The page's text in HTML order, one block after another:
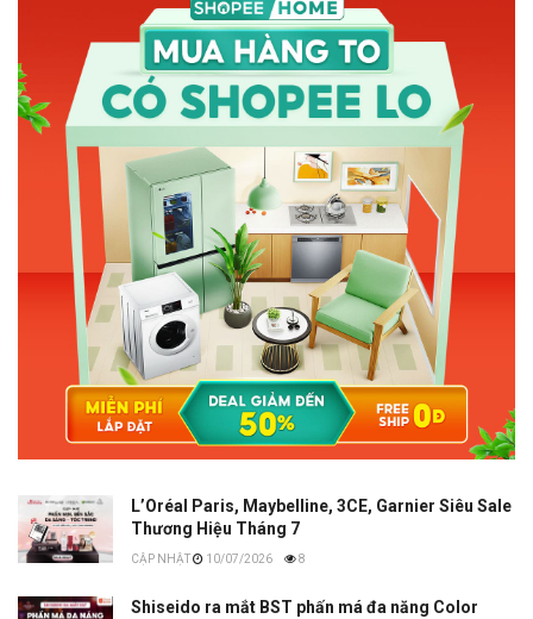
L’Oréal Paris, Maybelline, 3CE, Garnier Siêu Sale
Thương Hiệu Tháng 7
10/07/2026 8
Shiseido ra mắt BST phấn má đa năng Color